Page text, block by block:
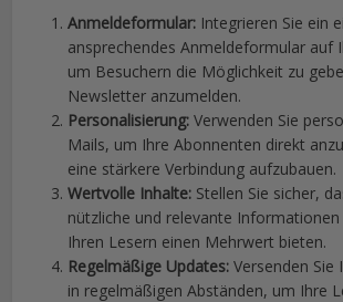
Anmeldeformular: Integrieren Sie ein
ansprechendes Anmeldeformular auf
um Besuchern die Möglichkeit zu
Newsletter anzumelden.
Personalisierung: Verwenden Sie
Mails, um Ihre Abonnenten direkt
eine stärkere Verbindung aufzubauen.
Wertvolle Inhalte: Stellen Sie sicher,
nützliche und relevante
Ihren Lesern einen Mehrwert bieten.
Regelmäßige Updates: Versenden
in regelmäßigen Abständen, um Ihre